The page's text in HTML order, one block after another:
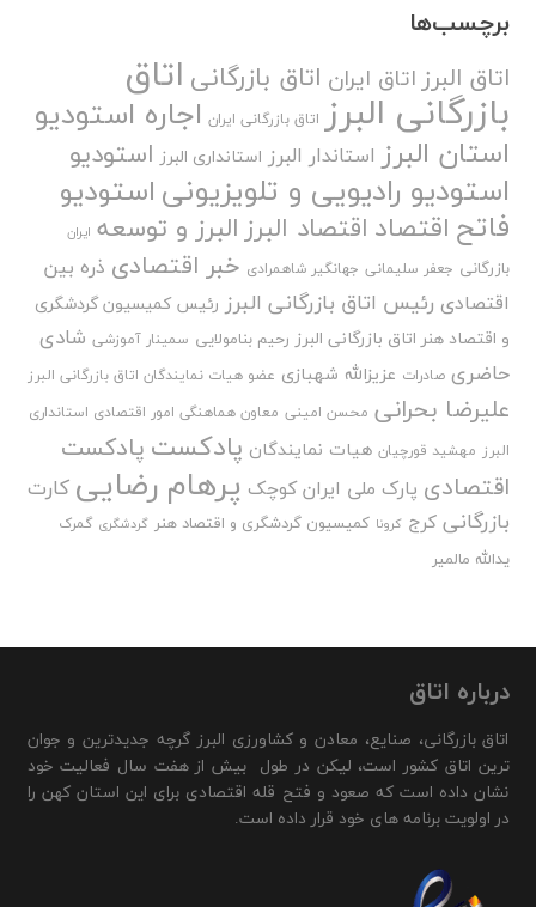
برچسب‌ها
اتاق البرزاتاق ایران اتاق بازرگانی اتاق
بازرگانی البرز اتاق بازرگانی ایران اجاره استودیو
استان البرز استاندار البرز استانداری البرز استودیو
استودیو رادیویی و تلویزیونیاستودیو
فاتح اقتصاد اقتصاد البرزالبرز و توسعه ایران
بازرگانی جعفر سلیمانی جهانگیر شاهمرادی خبر اقتصادی ذره بین
اقتصادی رئیس اتاق بازرگانی البرز رئیس کمیسیون گردشگری
و اقتصاد هنر اتاق بازرگانی البرز رحیم بنامولایی سمینار آموزشی شادی
حاضری صادرات عزیزالله شهبازی عضو هیات نمایندگان اتاق بازرگانی البرز
علیرضا بحرانی محسن امینی معاون هماهنگی امور اقتصادی استانداری
البرز مهشید قورچیان هیات نمایندگان پادکست پادکست
اقتصادی پارک ملی ایران کوچک پرهام رضایی کارت
بازرگانی کرج کرونا کمیسیون گردشگری و اقتصاد هنر گردشگری گمرک
یدالله مالمیر
درباره اتاق
اتاق بازرگانی، صنایع، معادن و کشاورزی البرز گرچه جدیدترین و جوان
ترین اتاق کشور است، لیکن در طول بیش از هفت سال فعالیت خود
نشان داده است که صعود و فتح قله اقتصادی برای این استان کهن را
در اولویت برنامه های خود قرار داده است.